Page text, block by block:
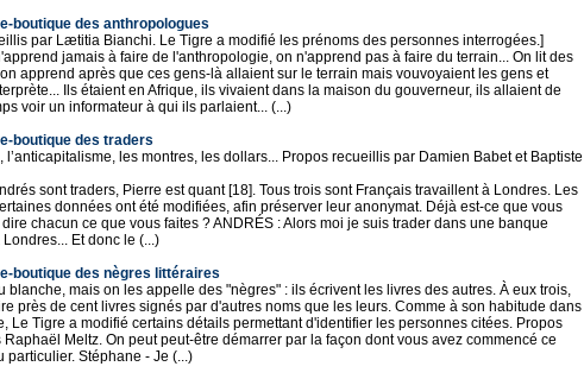
boutique des anthropologues
par Lætitia Bianchi. Le Tigre a modifié les prénoms des personnes interrogées.]
jamais à faire de l'anthropologie, on n'apprend pas à faire du terrain... On lit des
apprend après que ces gens-là allaient sur le terrain mais vouvoyaient les gens et
Ils étaient en Afrique, ils vivaient dans la maison du gouverneur, ils allaient de
voir un informateur à qui ils parlaient... (...)
boutique des traders
l’anticapitalisme, les montres, les dollars... Propos recueillis par Damien Babet et Baptiste
sont traders, Pierre est quant [18]. Tous trois sont Français travaillent à Londres. Les
données ont été modifiées, afin préserver leur anonymat. Déjà est-ce que vous
chacun ce que vous faites ? ANDRÉS : Alors moi je suis trader dans une banque
Et donc le (...)
boutique des nègres littéraires
blanche, mais on les appelle des "nègres" : ils écrivent les livres des autres. À eux trois,
près de cent livres signés par d'autres noms que les leurs. Comme à son habitude dans
Le Tigre a modifié certains détails permettant d'identifier les personnes citées. Propos
Meltz. On peut peut-être démarrer par la façon dont vous avez commencé ce
particulier. Stéphane - Je (...)